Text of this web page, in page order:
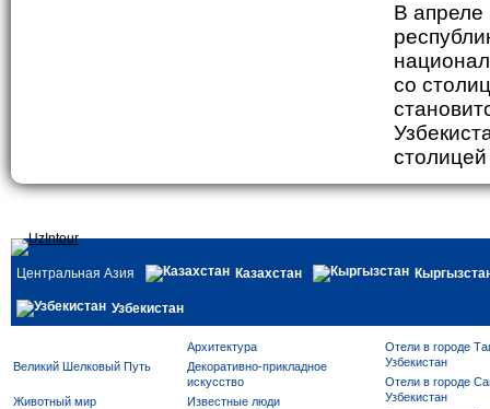
В апреле
со
Центральная Азия Казахстан
Узбекистан
Архитектура
Великий Шелковый Путь
Декоративно-прикладное
искусство
Животный мир
Известные люди
Отели в городе
Узбекистан
Отели в городе
Узбекистан